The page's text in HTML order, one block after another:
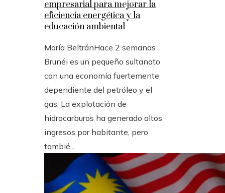
empresarial para mejorar la
eficiencia energética y la
educación ambiental
María BeltránHace 2 semanas
Brunéi es un pequeño sultanato
con una economía fuertemente
dependiente del petróleo y el
gas. La explotación de
hidrocarburos ha generado altos
ingresos por habitante, pero
tambié...